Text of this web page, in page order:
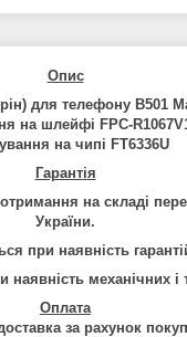
Опис
для телефону B501
на шлейфі FPC-
на чипі FT6336U
Гарантія
отримання на складі
України.
при наявність гаранті
наявність механічних і
Оплата
за рахунок